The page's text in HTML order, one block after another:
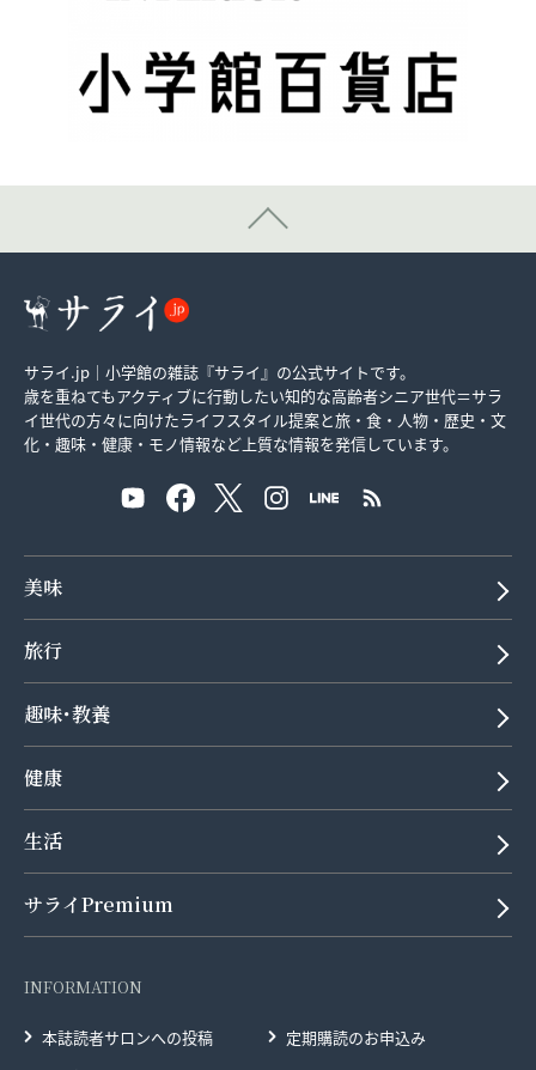
サライ.jp｜小学館の雑誌『サライ』の公式サイトです。
歳を重ねてもアクティブに行動したい知的な高齢者シニア世代＝サラ
イ世代の方々に向けたライフスタイル提案と旅・食・人物・歴史・文
化・趣味・健康・モノ情報など上質な情報を発信しています。
美味
旅行
趣味･教養
健康
生活
サライPremium
INFORMATION
本誌読者サロンへの投稿
定期購読のお申込み